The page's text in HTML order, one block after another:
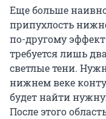
Еще больше
припухлость
по-другому эффект
требуется лишь
светлые тени.
нижнем веке
будет найти
После этого